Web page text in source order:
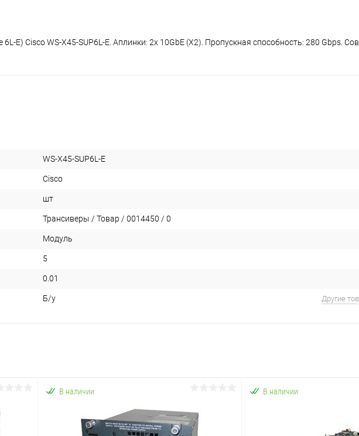
E) Cisco WS-X45-SUP6L-E. Аплинки: 2x 10GbE (X2). Пропускная способность: 280 Gbps.
WS-X45-SUP6L-E
Cisco
шт
Трансиверы / Товар / 0014450 / 0
Модуль
5
0.01
Б/у Другие
В наличии В наличии